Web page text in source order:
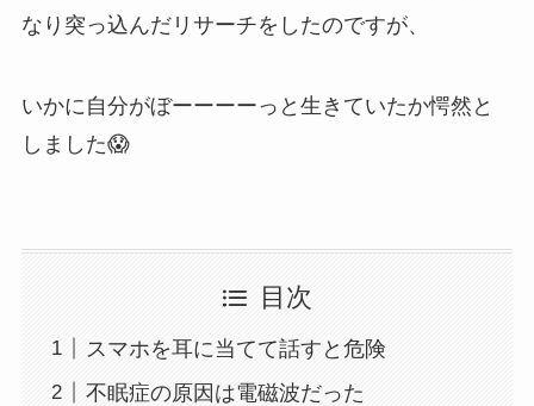
なり突っ込んだリサーチをしたのですが、
​いかに自分がぼーーーーっと生きていたか愕然と
しました😱
目次
スマホを耳に当てて話すと危険
不眠症の原因は電磁波だった